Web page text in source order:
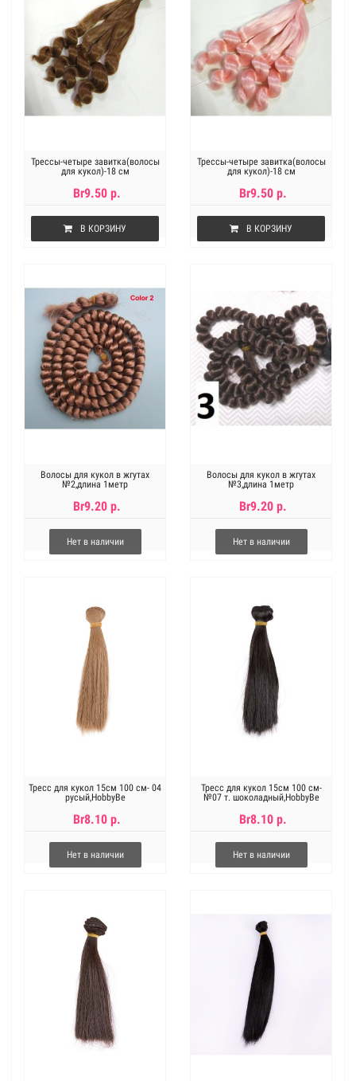
Трессы-четыре завитка(волосы
для кукол)-18 см
Br9.50 р.
В КОРЗИНУ
Трессы-четыре завитка(волосы
для кукол)-18 см
Br9.50 р.
В КОРЗИНУ
Волосы для кукол в жгутах
№2,длина 1метр
Br9.20 р.
Нет в наличии
Волосы для кукол в жгутах
№3,длина 1метр
Br9.20 р.
Нет в наличии
Тресс для кукол 15см 100 см- 04
русый,HobbyBe
Br8.10 р.
Нет в наличии
Тресс для кукол 15см 100 см-
№07 т. шоколадный,HobbyBe
Br8.10 р.
Нет в наличии